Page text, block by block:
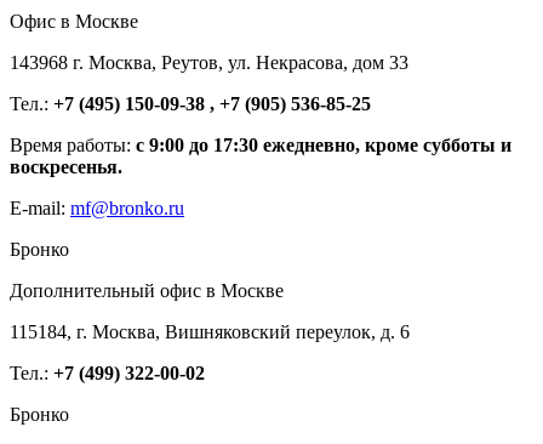
Офис в Москве
143968 г. Москва, Реутов, ул. Некрасова, дом 33
Тел.: +7 (495) 150-09-38 , +7 (905) 536-85-25
Время работы: с 9:00 до 17:30 ежедневно, кроме субботы и
воскресенья.
E-mail: mf@bronko.ru
Бронко
Дополнительный офис в Москве
115184, г. Москва, Вишняковский переулок, д. 6
Тел.: +7 (499) 322-00-02
Бронко